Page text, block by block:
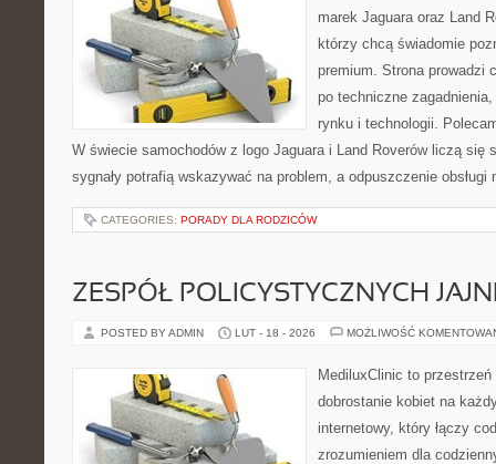
marek Jaguara oraz Land
którzy chcą świadomie
premium. Strona prowadzi
po techniczne
rynku i technologii.
W świecie samochodów z logo Jaguara i Land Roverów liczą się
sygnały potrafią wskazywać na problem, a odpuszczenie
CATEGORIES: PORADY DLA RODZICÓW
ZESPÓŁ POLICYSTYCZNYCH
POSTED BY ADMIN LUT - 18 - 2026 MOŻLIWOŚĆ
MediluxClinic to
dobrostanie kobiet na
internetowy, który łączy
zrozumieniem dla